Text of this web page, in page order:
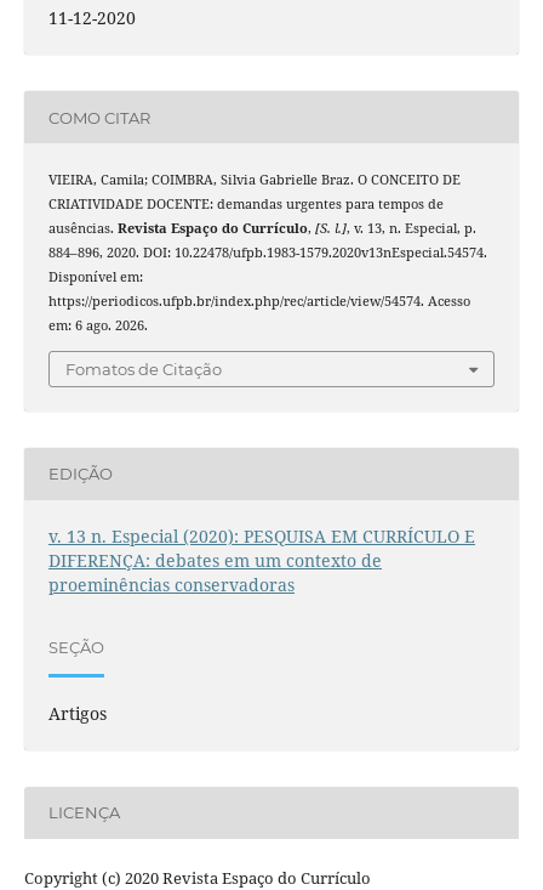
11-12-2020
COMO CITAR
VIEIRA, Camila; COIMBRA, Silvia Gabrielle Braz. O CONCEITO DE
CRIATIVIDADE DOCENTE: demandas urgentes para tempos de
ausências. Revista Espaço do Currículo, [S. l.], v. 13, n. Especial, p.
884–896, 2020. DOI: 10.22478/ufpb.1983-1579.2020v13nEspecial.54574.
Disponível em:
https://periodicos.ufpb.br/index.php/rec/article/view/54574. Acesso
em: 6 ago. 2026.
Fomatos de Citação
EDIÇÃO
v. 13 n. Especial (2020): PESQUISA EM CURRÍCULO E
DIFERENÇA: debates em um contexto de
proeminências conservadoras
SEÇÃO
Artigos
LICENÇA
Copyright (c) 2020 Revista Espaço do Currículo